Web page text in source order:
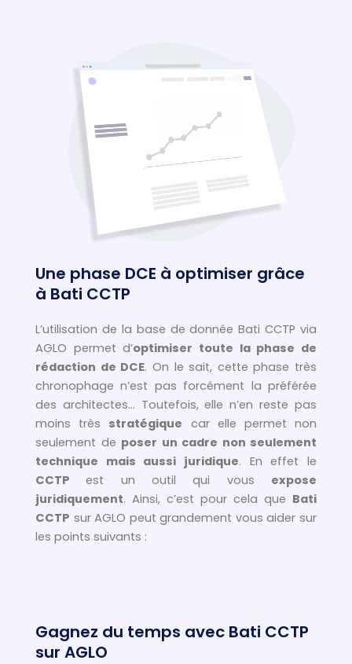
Une phase DCE à optimiser grâce
à Bati CCTP
L’utilisation de la base de donnée Bati CCTP via
AGLO permet d’optimiser toute la phase de
rédaction de DCE. On le sait, cette phase très
chronophage n’est pas forcément la préférée
des architectes… Toutefois, elle n’en reste pas
moins très stratégique car elle permet non
seulement de poser un cadre non seulement
technique mais aussi juridique. En effet le
CCTPest un outil qui vous expose
juridiquement. Ainsi, c’est pour cela que Bati
CCTP sur AGLO peut grandement vous aider sur
les points suivants :
Gagnez du temps avec Bati CCTP
sur AGLO